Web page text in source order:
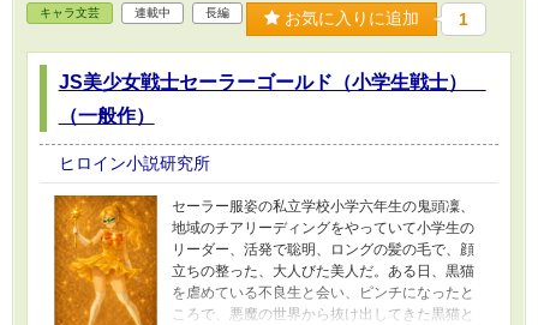
キャラ文芸 連載中 長編 お気に入りに追加 1
JS美少女戦士セーラーゴールド（小学生戦士）
（一般作）
ヒロイン小説研究所
セーラー服姿の私立学校小学六年生の鬼頭凜、
地域のチアリーディングをやっていて小学生の
リーダー、活発で聡明、ロングの髪の毛で、顔
立ちの整った、大人びた美人だ。ある日、黒猫
を虐めている不良生と会い、ピンチになったと
ころで、悪魔の世界から抜け出してきた黒猫と